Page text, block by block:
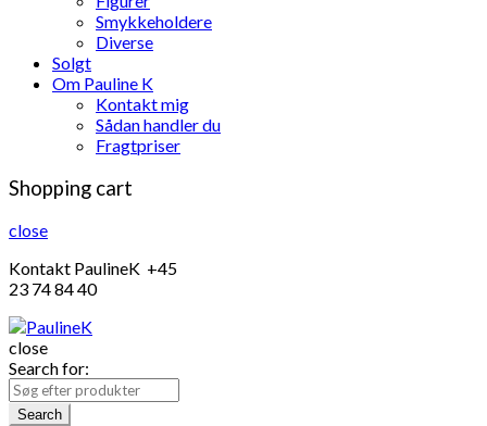
Smykkeholdere
Diverse
Solgt
Om Pauline K
Kontakt mig
Sådan handler du
Fragtpriser
Shopping cart
close
Kontakt PaulineK +45
23 74 84 40
close
Search for:
Search